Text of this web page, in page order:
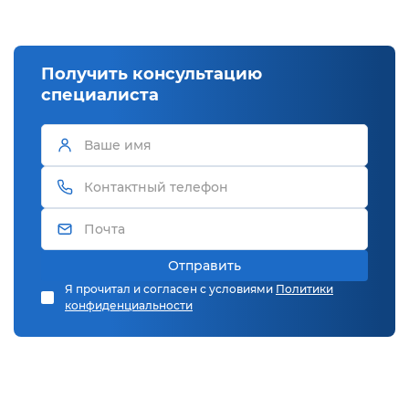
Получить консультацию
специалиста
Отправить
Я прочитал и согласен с условиями Политики
конфиденциальности